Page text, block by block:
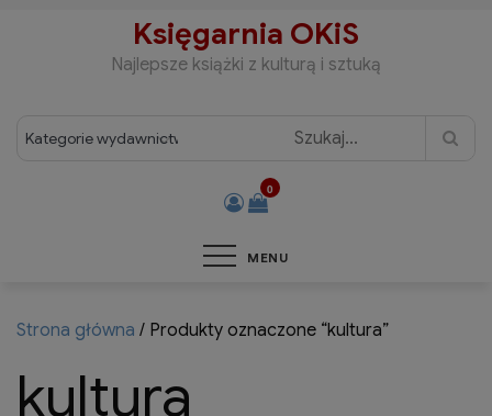
Księgarnia OKiS
Najlepsze książki z kulturą i sztuką
0
MENU
Strona główna / Produkty oznaczone “kultura”
kultura